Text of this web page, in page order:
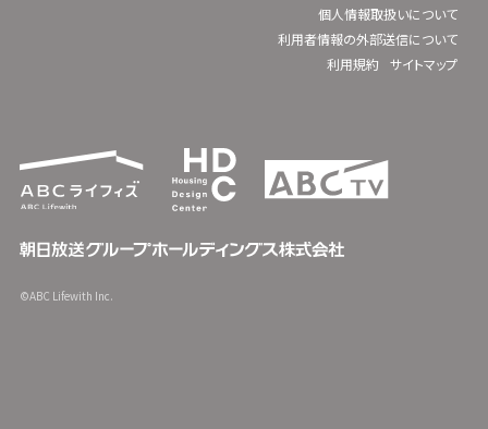
個人情報取扱いについて
利用者情報の外部送信について
利用規約
サイトマップ
©ABC Lifewith Inc.